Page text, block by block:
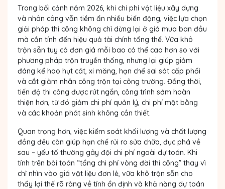
Trong bối cảnh năm 2026, khi chi phí vật liệu xây dựng
và nhân công vẫn tiềm ẩn nhiều biến động, việc lựa chọn
giải pháp thi công không chỉ dừng lại ở giá mua ban đầu
mà cần tính đến hiệu quả tài chính tổng thể. Vữa khô
trộn sẵn tuy có đơn giá mỗi bao có thể cao hơn so với
phương pháp trộn truyền thống, nhưng lại giúp giảm
đáng kể hao hụt cát, xi măng, hạn chế sai sót cấp phối
và cắt giảm nhân công trộn tại công trường. Đồng thời,
tiến độ thi công được rút ngắn, công trình sớm hoàn
thiện hơn, từ đó giảm chi phí quản lý, chi phí mặt bằng
và các khoản phát sinh không cần thiết.
Quan trọng hơn, việc kiểm soát khối lượng và chất lượng
đồng đều còn giúp hạn chế rủi ro sửa chữa, đục phá về
sau – yếu tố thường gây đội chi phí ngoài dự toán. Khi
tính trên bài toán “tổng chi phí vòng đời thi công” thay vì
chỉ nhìn vào giá vật liệu đơn lẻ, vữa khô trộn sẵn cho
thấy lợi thế rõ ràng về tính ổn định và khả năng dự toán